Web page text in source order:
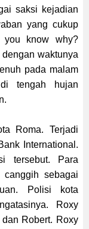
saksi kejadian
yang cukup
you know why?
waktunya
pada malam
tengah hujan
Roma. Terjadi
International.
tersebut. Para
sebagai
Polisi kota
Roxy
Robert. Roxy